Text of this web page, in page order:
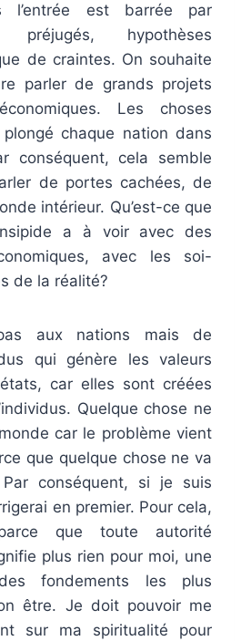
l’entrée est barrée par
préjugés, hypothèses
de craintes. On souhaite
parler de grands projets
Les choses
chaque nation dans
conséquent, cela semble
de portes cachées, de
intérieur. Qu’est-ce que
a à voir avec des
avec les soi-
de la réalité?
aux nations mais de
qui génère les valeurs
car elles sont créées
Quelque chose ne
car le problème vient
que quelque chose ne va
conséquent, si je suis
en premier. Pour cela,
que toute autorité
plus rien pour moi, une
fondements les plus
être. Je doit pouvoir me
sur ma spiritualité pour